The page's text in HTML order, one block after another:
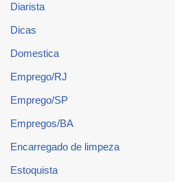
Diarista
Dicas
Domestica
Emprego/RJ
Emprego/SP
Empregos/BA
Encarregado de limpeza
Estoquista